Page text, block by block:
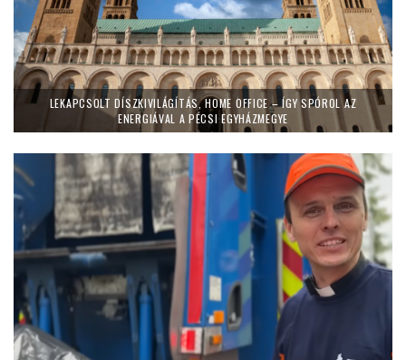
LEKAPCSOLT DÍSZKIVILÁGÍTÁS, HOME OFFICE – ÍGY SPÓROL AZ
ENERGIÁVAL A PÉCSI EGYHÁZMEGYE